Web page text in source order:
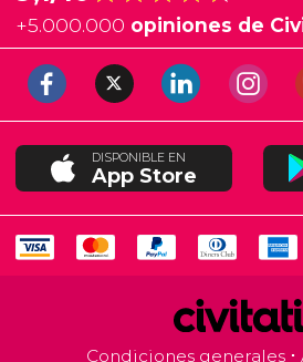
+5.000.000 opiniones de
DISPONIBLE EN
App Store
Condiciones generales